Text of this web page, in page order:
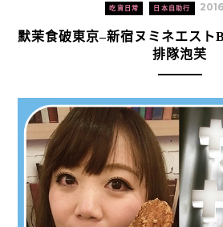
吃貨日常 日本自助行
默茉食破東京–新宿ヌミネエスト
排隊泡芙